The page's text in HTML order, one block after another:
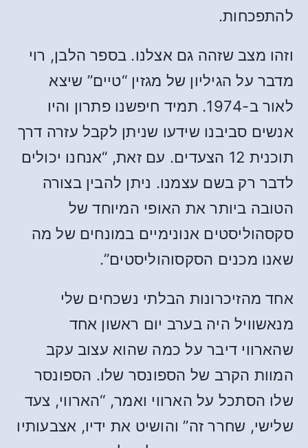
להתפכחות.
וזהו מצב שזהה גם אצלנו. בספר הלבן, רוי
מדבר על הגיליון של מגזין “טיים” שיצא
לאור ב-1974. תמיד חיפשנו פתרון והיו
אנשים סביבנו שידעו שניתן לקבל עזרה דרך
תוכנית 12 הצעדים. עם זאת, “אנחנו יכולים
לדבר רק בשם עצמנו. ניתן להבין בצורה
הטובה ביותר את האופי המיוחד של
סקסהוליסטים אנונימיים במונחים של מה
שאנו מכנים הסקסוהוליסטים”.
אחד מהזיכרונות הבלתי נשכחים שלי
מנאשוויל היה בערב יום ראשון אחד
שהארווי דיבר על כמה שהוא עצוב עקב
המוות הקרב של הספונסר שלו. הספונסר
שלו הסתכל על הארווי ואמר, “הארווי, צעד
שלישי, שחרר זה” והושיט את ידיו, אצבעותיו